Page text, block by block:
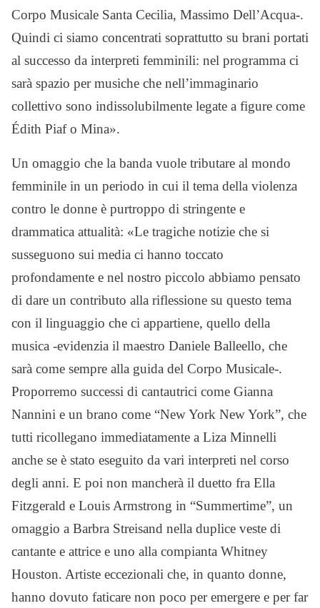
Corpo Musicale Santa Cecilia, Massimo Dell’Acqua-.
Quindi ci siamo concentrati soprattutto su brani portati
al successo da interpreti femminili: nel programma ci
sarà spazio per musiche che nell’immaginario
collettivo sono indissolubilmente legate a figure come
Édith Piaf o Mina».
Un omaggio che la banda vuole tributare al mondo
femminile in un periodo in cui il tema della violenza
contro le donne è purtroppo di stringente e
drammatica attualità: «Le tragiche notizie che si
susseguono sui media ci hanno toccato
profondamente e nel nostro piccolo abbiamo pensato
di dare un contributo alla riflessione su questo tema
con il linguaggio che ci appartiene, quello della
musica -evidenzia il maestro Daniele Balleello, che
sarà come sempre alla guida del Corpo Musicale-.
Proporremo successi di cantautrici come Gianna
Nannini e un brano come “New York New York”, che
tutti ricollegano immediatamente a Liza Minnelli
anche se è stato eseguito da vari interpreti nel corso
degli anni. E poi non mancherà il duetto fra Ella
Fitzgerald e Louis Armstrong in “Summertime”, un
omaggio a Barbra Streisand nella duplice veste di
cantante e attrice e uno alla compianta Whitney
Houston. Artiste eccezionali che, in quanto donne,
hanno dovuto faticare non poco per emergere e per far